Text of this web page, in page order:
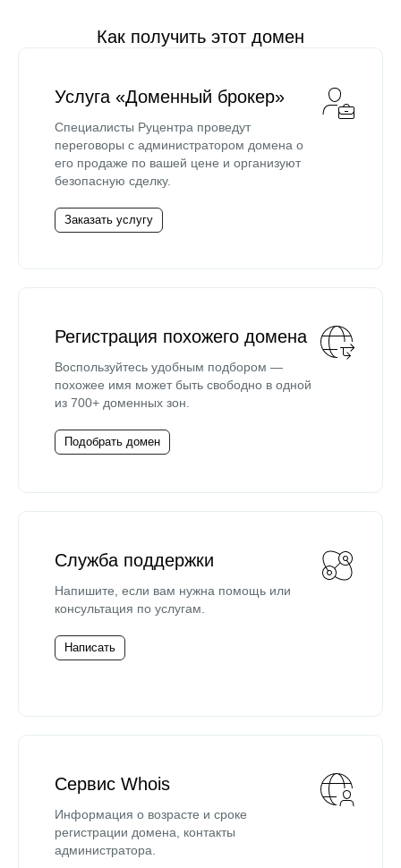
Как получить этот домен
Услуга «Доменный брокер»
Специалисты Руцентра проведут
переговоры с администратором домена о
его продаже по вашей цене и организуют
безопасную сделку.
Заказать услугу
Регистрация похожего домена
Воспользуйтесь удобным подбором —
похожее имя может быть свободно в одной
из 700+ доменных зон.
Подобрать домен
Служба поддержки
Напишите, если вам нужна помощь или
консультация по услугам.
Написать
Сервис Whois
Информация о возрасте и сроке
регистрации домена, контакты
администратора.